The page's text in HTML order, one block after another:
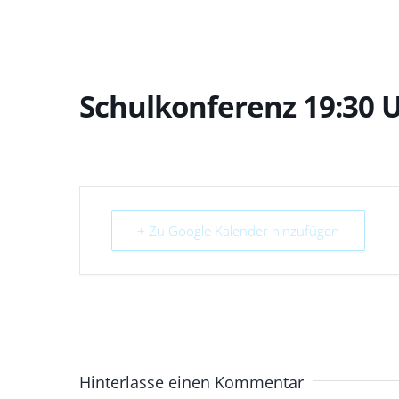
Schulkonferenz 19:30
+ Zu Google Kalender hinzufügen
Hinterlasse einen Kommentar